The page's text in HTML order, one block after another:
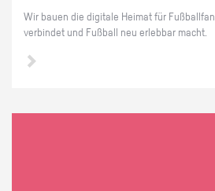
Wir bauen die di­gi­ta­le Hei­mat für
ver­bin­det und Fuß­ball neu er­leb­bar macht.